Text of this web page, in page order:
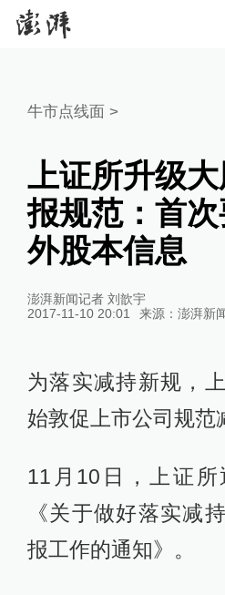
牛市点线面>
上证所升级
报规范：首
外股本信息
澎湃新闻记者 刘歆宇
2017-11-10 20:01
来源： 澎湃新
为落实减持新规，
始敦促上市公司规范
11月10日，上证
《关于做好落实减
报工作的通知》。